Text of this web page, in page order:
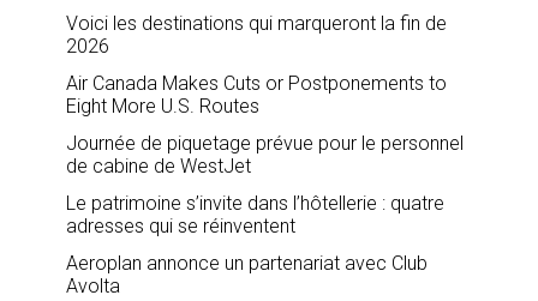
Voici les destinations qui marqueront la fin de
2026
Air Canada Makes Cuts or Postponements to
Eight More U.S. Routes
Journée de piquetage prévue pour le personnel
de cabine de WestJet
Le patrimoine s’invite dans l’hôtellerie : quatre
adresses qui se réinventent
Aeroplan annonce un partenariat avec Club
Avolta